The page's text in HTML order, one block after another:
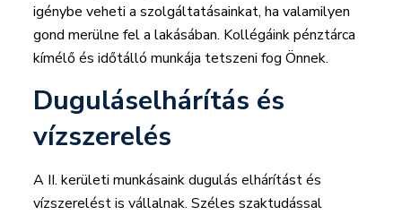
igénybe veheti a szolgáltatásainkat, ha valamilyen
gond merülne fel a lakásában. Kollégáink pénztárca
kímélő és időtálló munkája tetszeni fog Önnek.
Duguláselhárítás és
vízszerelés
A II. kerületi munkásaink dugulás elhárítást és
vízszerelést is vállalnak. Széles szaktudással